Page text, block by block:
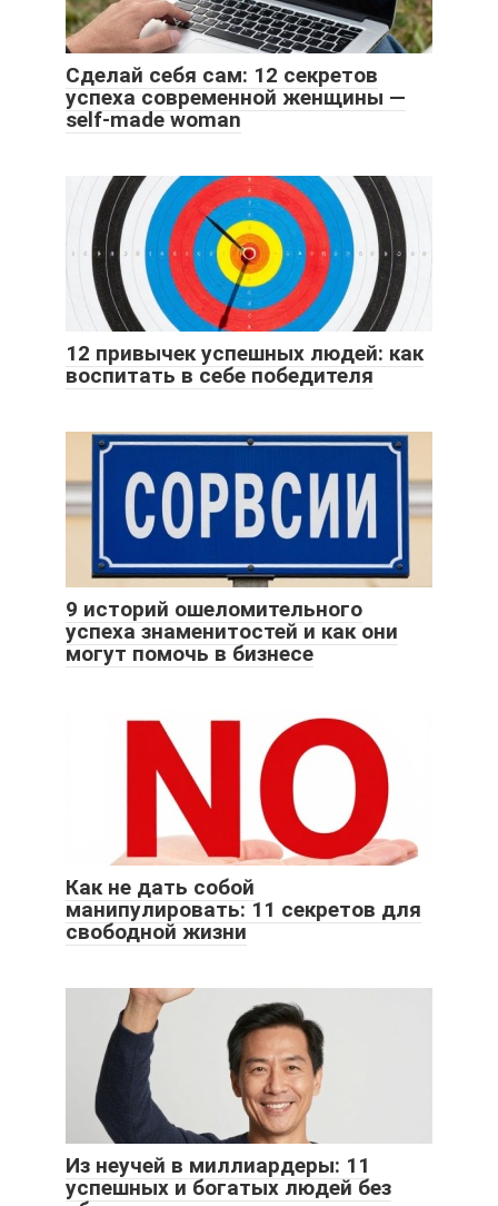
Сделай себя сам: 12 секретов
успеха современной женщины —
self-made woman
12 привычек успешных людей: как
воспитать в себе победителя
9 историй ошеломительного
успеха знаменитостей и как они
могут помочь в бизнесе
Как не дать собой
манипулировать: 11 секретов для
свободной жизни
Из неучей в миллиардеры: 11
успешных и богатых людей без